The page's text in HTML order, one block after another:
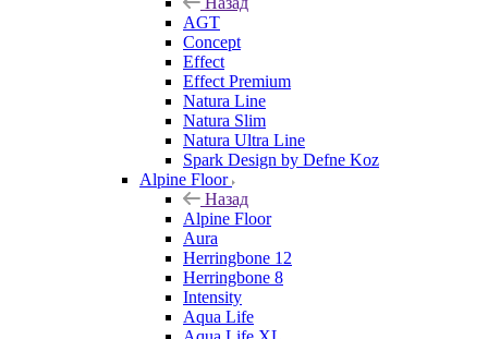
AGT
Concept
Effect
Effect Premium
Natura Line
Natura Slim
Natura Ultra Line
Spark Design by Defne Koz
Alpine Floor
Назад
Alpine Floor
Aura
Herringbone 12
Herringbone 8
Intensity
Aqua Life